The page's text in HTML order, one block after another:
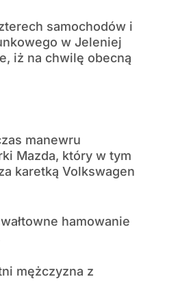
samochodów i
w Jeleniej
iż na chwilę obecną
manewru
Mazda, który w tym
karetką Volkswagen
hamowanie
mężczyzna z